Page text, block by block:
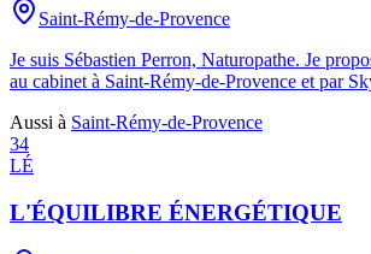
Saint-Rémy-de-Provence
Je suis Sébastien Perron, Naturopathe. Je
au cabinet à Saint-Rémy-de-Provence et par
Aussi à Saint-Rémy-de-Provence
34
LÉ
L'ÉQUILIBRE ÉNERGÉTIQUE